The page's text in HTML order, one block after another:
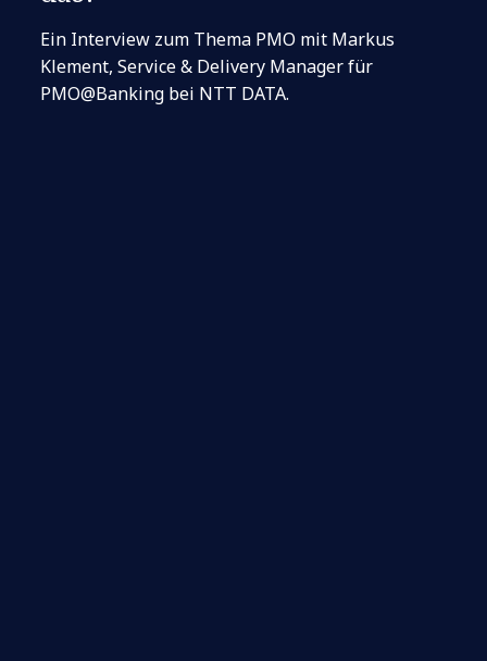
Ein Interview zum Thema PMO mit Markus
Klement, Service & Delivery Manager für
PMO@Banking bei NTT DATA.